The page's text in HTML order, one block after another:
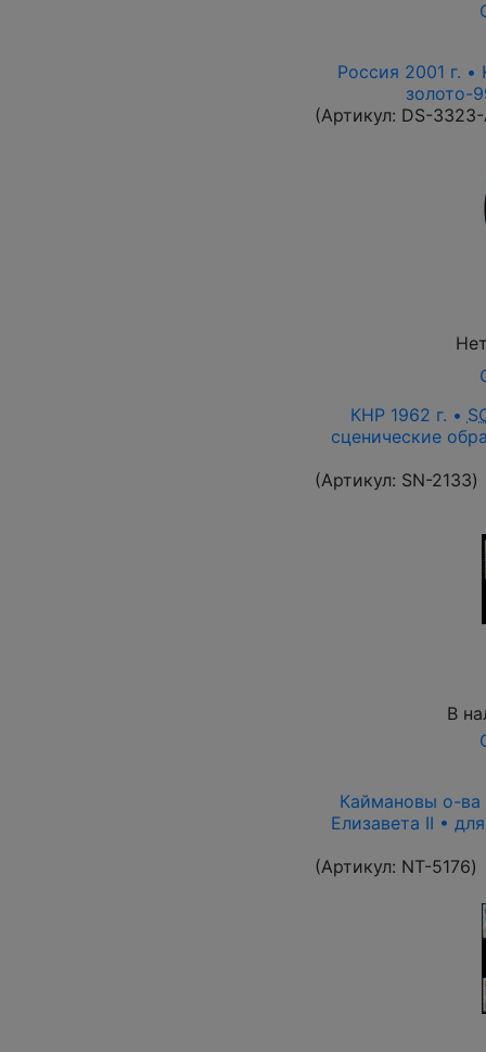
Россия 2001 г.
золото-
(Артикул: DS-
КНР 1962 г. •
сценические
(Артикул: SN-2133)
В
Каймановы о-ва
Елизавета II •
(Артикул: NT-5176)